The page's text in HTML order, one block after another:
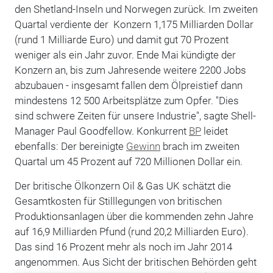
den Shetland-Inseln und Norwegen zurück. Im zweiten
Quartal verdiente der Konzern 1,175 Milliarden Dollar
(rund 1 Milliarde Euro) und damit gut 70 Prozent
weniger als ein Jahr zuvor. Ende Mai kündigte der
Konzern an, bis zum Jahresende weitere 2200 Jobs
abzubauen - insgesamt fallen dem Ölpreistief dann
mindestens 12 500 Arbeitsplätze zum Opfer. "Dies
sind schwere Zeiten für unsere Industrie", sagte Shell-
Manager Paul Goodfellow. Konkurrent BPleidet
ebenfalls: Der bereinigte Gewinn brach im zweiten
Quartal um 45 Prozent auf 720 Millionen Dollar ein.
Der britische Ölkonzern Oil & Gas UK schätzt die
Gesamtkosten für Stilllegungen von britischen
Produktionsanlagen über die kommenden zehn Jahre
auf 16,9 Milliarden Pfund (rund 20,2 Milliarden Euro).
Das sind 16 Prozent mehr als noch im Jahr 2014
angenommen. Aus Sicht der britischen Behörden geht